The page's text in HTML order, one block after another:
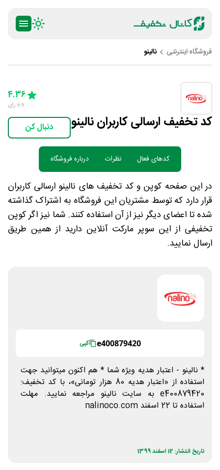
فروشگاه اینترنتی نالینو
کد تخفیف ارسالی کاربران نالینو
3 Stars
4 Stars
5 Stars
4.36
28 رای
دنبال کن
کدهای فعال نظرات درباره فروشگاه
در این صفحه کوپن و کد تخفیف های نالینو ارسالی کاربران
قرار دارد که توسط مشتریان این فروشگاه به اشتراک گذاشته
شده تا اعضای دیگر نیز از آن استفاده کنند. شما نیز اگر کوپن
تخفیفی از این سوپر مارکت آنلاین دارید از همین طریق
ارسال نمایید.
e400879420 کپی
* نالینو - اعتبار هدیه ویژه شما * هم اکنون میتوانید جهت
استفاده از «اعتبار هدیه 80 هزار تومانی»، با کد تخفیف:
e400879420 به سایت نالینو مراجعه نمایید. مهلت
استفاده تا 22 اسفند nalinoco.com
تاریخ انتشار: 12 اسفند 1399